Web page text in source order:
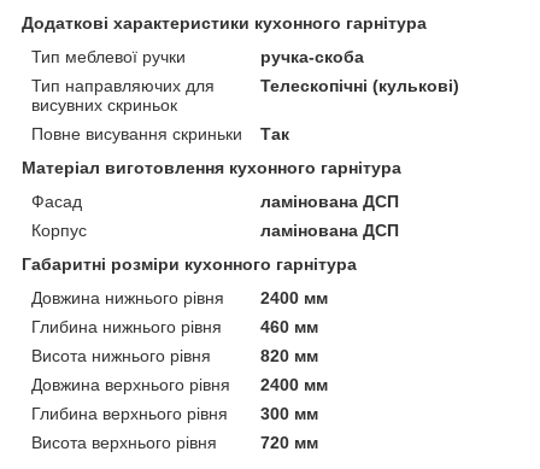
Додаткові характеристики кухонного гарнітура
Тип меблевої ручки
ручка-скоба
Тип направляючих для
висувних скриньок
Телескопічні (кулькові)
Повне висування скриньки
Так
Матеріал виготовлення кухонного гарнітура
Фасад
ламінована ДСП
Корпус
ламінована ДСП
Габаритні розміри кухонного гарнітура
Довжина нижнього рівня
2400 мм
Глибина нижнього рівня
460 мм
Висота нижнього рівня
820 мм
Довжина верхнього рівня
2400 мм
Глибина верхнього рівня
300 мм
Висота верхнього рівня
720 мм